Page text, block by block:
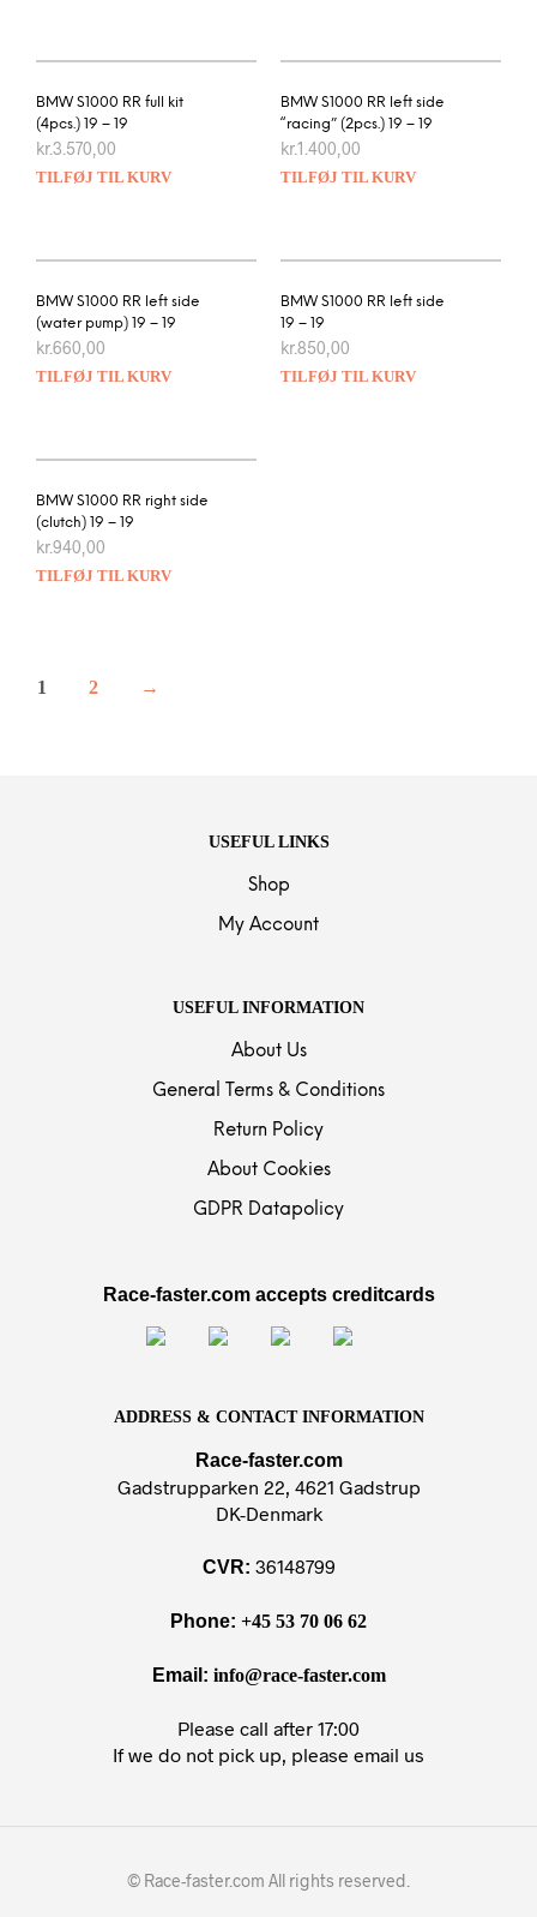
BMW S1000 RR full kit
(4pcs.) 19 – 19
kr.3.570,00
TILFØJ TIL KURV
BMW S1000 RR left side
“racing” (2pcs.) 19 – 19
kr.1.400,00
TILFØJ TIL KURV
BMW S1000 RR left side
(water pump) 19 – 19
kr.660,00
TILFØJ TIL KURV
BMW S1000 RR left side
19 – 19
kr.850,00
TILFØJ TIL KURV
BMW S1000 RR right side
(clutch) 19 – 19
kr.940,00
TILFØJ TIL KURV
1 2 →
USEFUL LINKS
Shop
My Account
USEFUL INFORMATION
About Us
General Terms & Conditions
Return Policy
About Cookies
GDPR Datapolicy
Race-faster.com accepts creditcards
ADDRESS & CONTACT INFORMATION
Race-faster.com
Gadstrupparken 22, 4621 Gadstrup
DK-Denmark
CVR: 36148799
Phone: +45 53 70 06 62
Email: info@race-faster.com
Please call after 17:00
If we do not pick up, please email us
© Race-faster.com All rights reserved.